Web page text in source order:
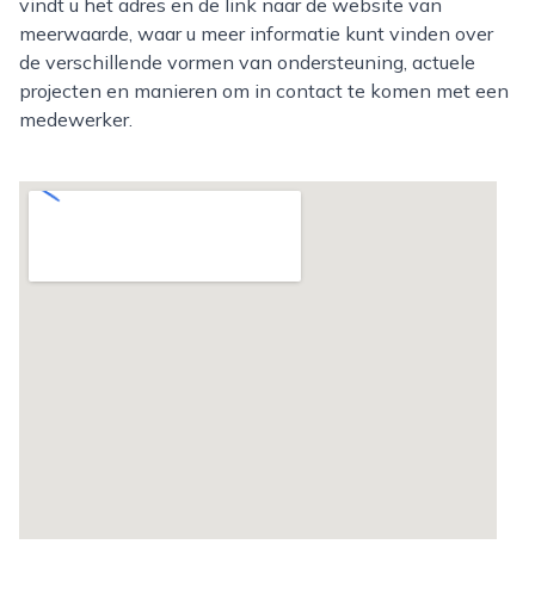
vindt u het adres en de link naar de website van
meerwaarde, waar u meer informatie kunt vinden over
de verschillende vormen van ondersteuning, actuele
projecten en manieren om in contact te komen met een
medewerker.